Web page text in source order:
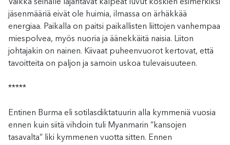
Vaikka seinälle läjähtävät kalpeat luvut koskien esimerkiksi
jäsenmääriä eivät ole huimia, ilmassa on ärhäkkää
energiaa. Paikalla on paitsi paikallisten liittojen vanhempaa
miespolvea, myös nuoria ja äänekkäitä naisia. Liiton
johtajakin on nainen. Kiivaat puheenvuorot kertovat, että
tavoitteita on paljon ja samoin uskoa tulevaisuuteen.
*****
Entinen Burma eli sotilasdiktatuurin alla kymmeniä vuosia
ennen kuin siitä vihdoin tuli Myanmarin ”kansojen
tasavalta” liki kymmenen vuotta sitten. Ennen